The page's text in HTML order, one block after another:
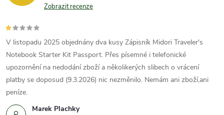
Zobrazit recenze
Marek Plachky
V listopadu 2025 objednány dva kusy Zápisník Midori Traveler's
Notebook Starter Kit Passport. Přes písemné i telefonické
upozornění na nedodání zboží a několikerých slibech o vrácení
platby se doposud (9.3.2026) nic nezměnilo. Nemám ani zboží,ani
peníze.